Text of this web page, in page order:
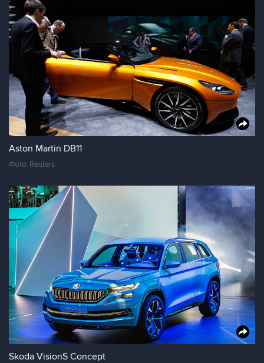
Aston Martin DB11
Фото: Reuters
Skoda VisionS Concept